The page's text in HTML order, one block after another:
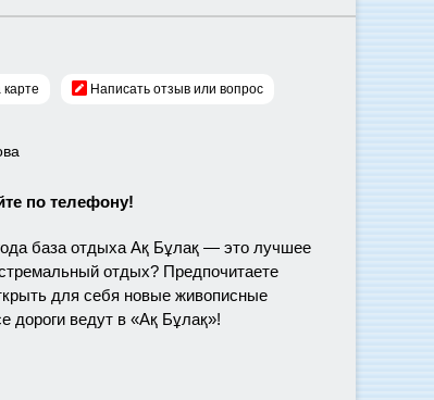
карте Написать отзыв или вопрос
по телефону!
база отдыха Ақ Бұлақ — это лучшее
отдых? Предпочитаете
для себя новые живописные
дороги ведут в «Ақ Бұлақ»!